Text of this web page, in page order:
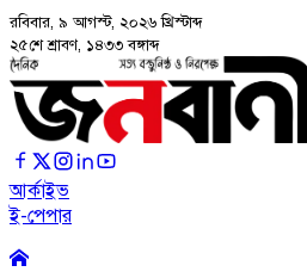
রবিবার, ৯ আগস্ট, ২০২৬ খ্রিস্টাব্দ
২৫শে শ্রাবণ, ১৪৩৩ বঙ্গাব্দ
আর্কাইভ
ই-পেপার